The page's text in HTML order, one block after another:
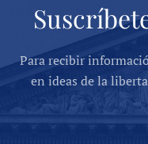
Para recibir
en ideas de la